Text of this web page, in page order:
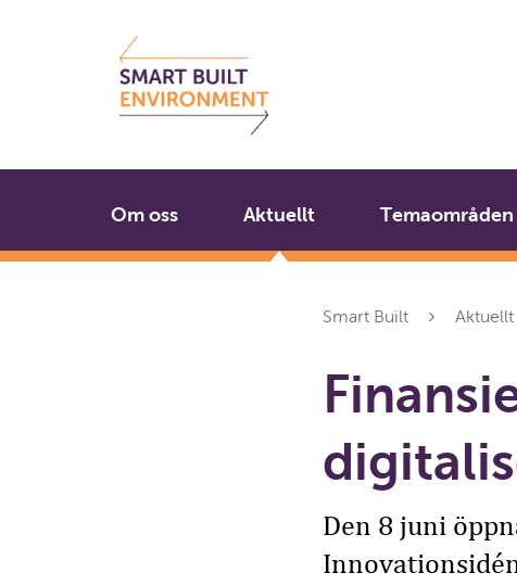
Om oss Aktuellt Temaområden
Smart Built Aktuellt
Den 8 juni